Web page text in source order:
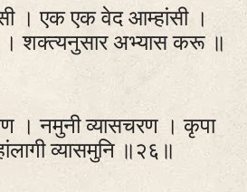
। एक एक वेद आम्हांसी ।
। शक्त्यनुसार अभ्यास करू ॥
। नमुनी व्यासचरण । कृपा
व्यासमुनि ॥२६॥